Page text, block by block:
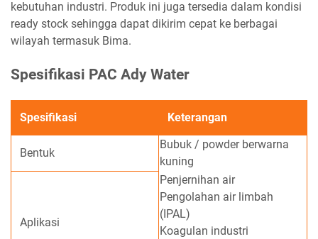
kebutuhan industri. Produk ini juga tersedia dalam kondisi
ready stock sehingga dapat dikirim cepat ke berbagai
wilayah termasuk Bima.
Spesifikasi PAC Ady Water
Spesifikasi Keterangan
Bentuk
Bubuk / powder berwarna
kuning
Aplikasi
Penjernihan air
Pengolahan air limbah
(IPAL)
Koagulan industri